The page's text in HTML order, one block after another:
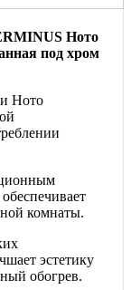
Ното
под хром
Ното
комнаты.
эстетику
обогрев.